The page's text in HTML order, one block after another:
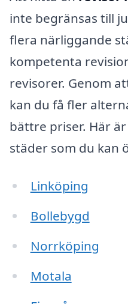
inte begränsas till
flera närliggande
kompetenta
revisorer. Genom
kan du få fler
bättre priser. Här
städer som du kan
Linköping
Bollebygd
Norrköping
Motala